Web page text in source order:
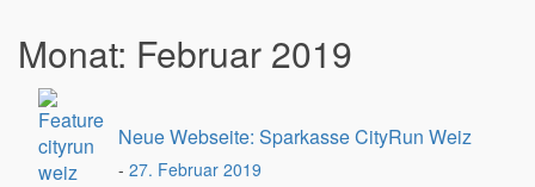
Monat: Februar 2019
Neue Webseite: Sparkasse CityRun Weiz
- 27. Februar 2019